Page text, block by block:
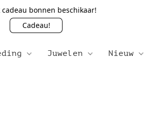
cadeau bonnen beschikaar!
Cadeau!
Juwelen Nieuw